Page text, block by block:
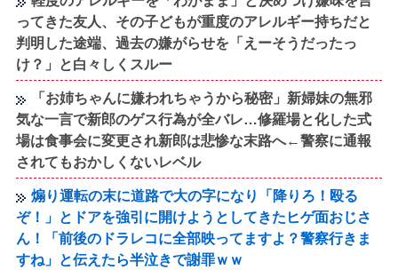
ってきた友人、その子どもが重度のアレルギー持ちだと
判明した途端、過去の嫌がらせを「えーそうだったっ
け？」と白々しくスルー
「お姉ちゃんに嫌われちゃうから秘密」新婦妹の無邪
気な一言で新郎のゲス行為が全バレ…修羅場と化した式
場は食事会に変更され新郎は悲惨な末路へ←警察に通報
されてもおかしくないレベル
煽り運転の末に道路で大の字になり「降りろ！殴る
ぞ！」とドアを強引に開けようとしてきたヒゲ面おじさ
ん！「前後のドラレコに全部映ってますよ？警察行きま
すね」と伝えたら半泣きで謝罪ｗｗ